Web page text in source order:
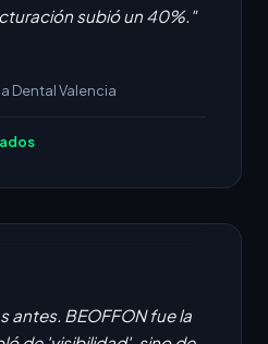
subió un 40%."
Dental Valencia
antes. BEOFFON fue la